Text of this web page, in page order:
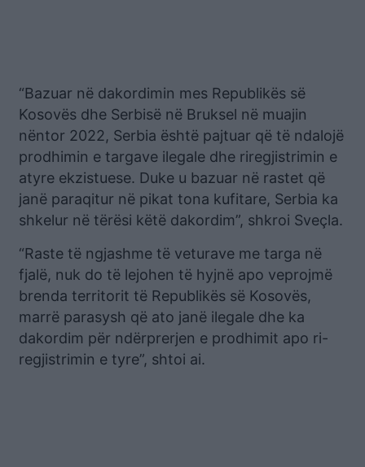
“Bazuar në dakordimin mes Republikës së
Kosovës dhe Serbisë në Bruksel në muajin
nëntor 2022, Serbia është pajtuar që të ndalojë
prodhimin e targave ilegale dhe riregjistrimin e
atyre ekzistuese. Duke u bazuar në rastet që
janë paraqitur në pikat tona kufitare, Serbia ka
shkelur në tërësi këtë dakordim”, shkroi Sveçla.
“Raste të ngjashme të veturave me targa në
fjalë, nuk do të lejohen të hyjnë apo veprojmë
brenda territorit të Republikës së Kosovës,
marrë parasysh që ato janë ilegale dhe ka
dakordim për ndërprerjen e prodhimit apo ri-
regjistrimin e tyre”, shtoi ai.